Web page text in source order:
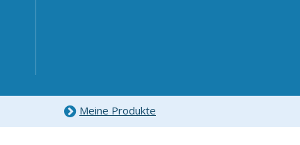
Meine Produkte